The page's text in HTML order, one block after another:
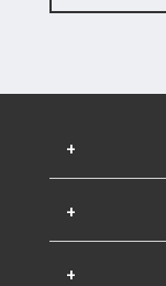
+
+
+